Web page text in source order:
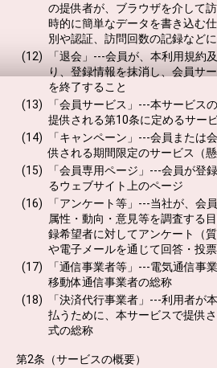
の提供者が、ブラウザを介して
時的に簡単なデータを書き込む
別や認証、訪問回数の記録などに
「退会」---会員が、本利用規約
り、登録情報を抹消し、会員サ
を終了すること
「会員サービス」---本サービス
提供される第10条に定めるサー
「キャンペーン」---会員または
供される期間限定のサービス（懸
「会員専用ページ」---会員が登
るウェブサイト上のページ
「アンケート等」---当社が、会
属性・動向・意見等を調査する
録希望者に対してアンケート（
や電子メールを通じて回答・投
「通信事業者等」---電気通信事
移動体通信事業者の総称
「決済代行事業者」---利用者が
払うために、本サービスで提供
式の総称
第2条（サービスの概要）